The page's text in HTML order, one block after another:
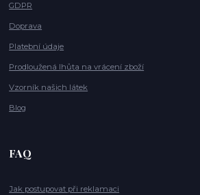
GDPR
Doprava
Platební údaje
Prodloužená lhůta na vrácení zboží
Vzorník našich látek
Blog
FAQ
Jak postupovat při reklamaci